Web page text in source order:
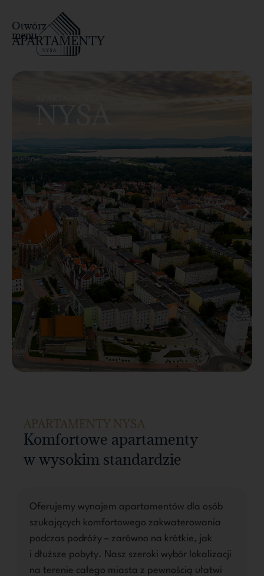
Otwórz
menu
APARTAMENTY NYSA
Komfortowe apartamenty
w wysokim standardzie
Oferujemy wynajem apartamentów dla osób
szukających komfortowego zakwaterowania
podczas podróży – zarówno na krótkie, jak
i dłuższe pobyty. Nasz szeroki wybór lokalizacji
na terenie całego miasta z pewnością ułatwi